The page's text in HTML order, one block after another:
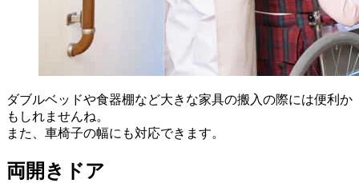
ダブルベッドや食器棚など大きな家具の搬入の際には便利か
もしれませんね。
また、車椅子の幅にも対応できます。
両開きドア